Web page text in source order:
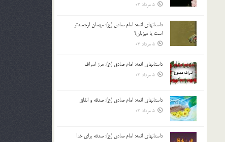
5 مرداد 03
داستانهای ائمه: امام صادق (ع): مهمان ارجمندتر
است یا میزبان؟
5 مرداد 03
داستانهای ائمه: امام صادق (ع): مرز اسراف
5 مرداد 03
داستانهای ائمه: امام صادق (ع): صدقه و انفاق
5 مرداد 03
داستانهای ائمه: امام صادق (ع): صدقه برای خدا